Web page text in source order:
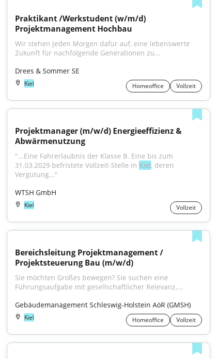
Praktikant /Werkstudent (w/m/d)
Projektmanagement Hochbau
Wir stehen jeden Morgen dafür auf, eine lebenswerte
Zukunft für nachfolgende Generationen zu...
Drees & Sommer SE
Kiel Homeoffice Vollzeit
Projektmanager (m/w/d) Energieeffizienz &
Abwärmenutzung
"...Eine Fahrerlaubnis der Klasse B. Eine bis zum
31.03.2029 befristete Vollzeit-Stelle in Kiel, deren
Vergütung..."
WTSH GmbH
Kiel Vollzeit
Bereichsleitung Projektmanagement /
Projektsteuerung Bau (m/w/d)
Sie möchten Großes bewegen? Sie suchen eine
Führungs­aufgabe mit gesell­schaft­licher Rele­vanz,...
Gebäudemanagement Schleswig-Holstein AöR (GMSH)
Kiel Homeoffice Vollzeit